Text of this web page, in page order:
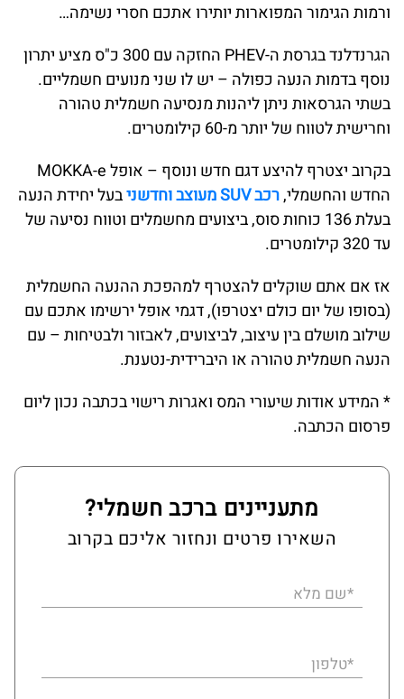
ורמות הגימור המפוארות יותירו אתכם חסרי נשימה…
הגרנדלנד בגרסת ה-PHEV החזקה עם 300 כ"ס מציע יתרון
נוסף בדמות הנעה כפולה – יש לו שני מנועים חשמליים.
בשתי הגרסאות ניתן ליהנות מנסיעה חשמלית טהורה
וחרישית לטווח של יותר מ-60 קילומטרים.
בקרוב יצטרף להיצע דגם חדש ונוסף – אופל MOKKA-e
החדש והחשמלי,רכב SUV מעוצב וחדשני
בעל יחידת הנעה
בעלת 136 כוחות סוס, ביצועים מחשמלים וטווח נסיעה של
עד 320 קילומטרים.
אז אם אתם שוקלים להצטרף למהפכת ההנעה החשמלית
(בסופו של יום כולם יצטרפו), דגמי אופל ירשימו אתכם עם
שילוב מושלם בין עיצוב, לביצועים, לאבזור ולבטיחות – עם
הנעה חשמלית טהורה או היברידית-נטענת.
* המידע אודות שיעורי המס ואגרות רישוי בכתבה נכון ליום
פרסום הכתבה.
מתעניינים ברכב חשמלי?
השאירו פרטים ונחזור אליכם בקרוב
*שם מלא
*טלפון